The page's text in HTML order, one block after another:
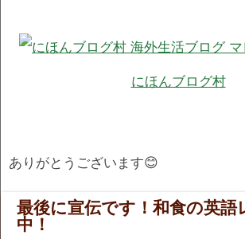
にほんブログ村
ありがとうございます😊
最後に宣伝です！和食の英語
中！